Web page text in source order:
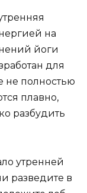
на
йоги
для
не полностью
плавно,
разбудить
утренней
разведите в